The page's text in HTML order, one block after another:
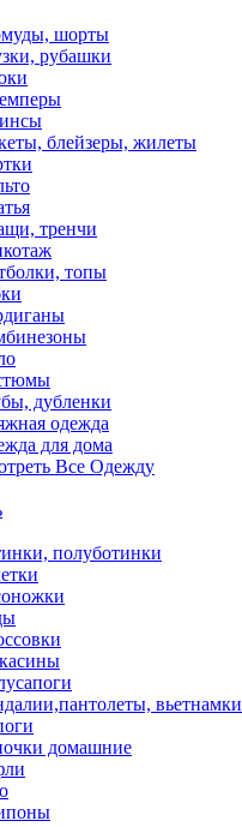
шорты
рубашки
блейзеры, жилеты
тренчи
топы
дубленки
одежда
для дома
Все Одежду
полуботинки
вьетнамки
домашние